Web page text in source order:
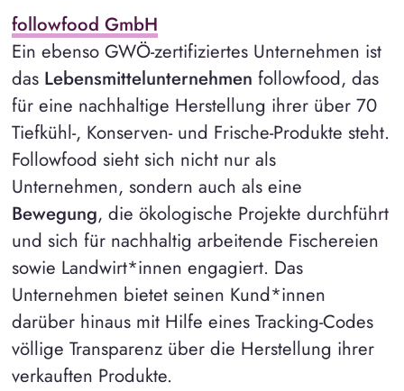
followfood GmbH
Ein ebenso GWÖ-zertifiziertes Unternehmen ist
dasLebensmittelunternehmen followfood, das
für eine nachhaltige Herstellung ihrer über 70
Tiefkühl-, Konserven- und Frische-Produkte steht.
Followfood sieht sich nicht nur als
Unternehmen, sondern auch als eine
Bewegung, die ökologische Projekte durchführt
und sich für nachhaltig arbeitende Fischereien
sowie Landwirt*innen engagiert. Das
Unternehmen bietet seinen Kund*innen
darüber hinaus mit Hilfe eines Tracking-Codes
völlige Transparenz über die Herstellung ihrer
verkauften Produkte.